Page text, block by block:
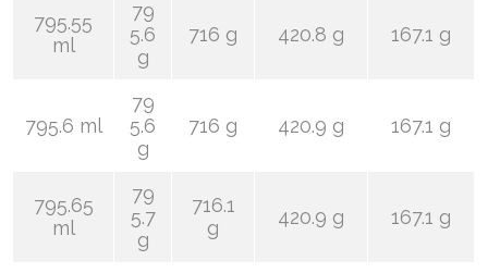
795.55
ml
79
5.6
g
716 g 420.8 g 167.1 g
795.6 ml
79
5.6
g
716 g 420.9 g 167.1 g
795.65
ml
79
5.7
g
716.1
g
420.9 g 167.1 g